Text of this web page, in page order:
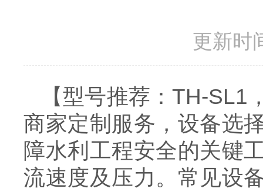
更新时
【型号推荐：TH-SL1
商家定制服务，设备选
障水利工程安全的关键
流速度及压力。常见设